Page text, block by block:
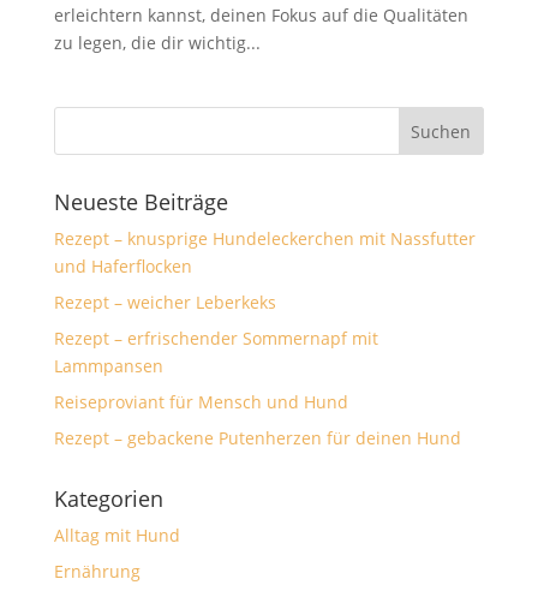
erleichtern kannst, deinen Fokus auf die Qualitäten
zu legen, die dir wichtig...
Neueste Beiträge
Rezept – knusprige Hundeleckerchen mit Nassfutter
und Haferflocken
Rezept – weicher Leberkeks
Rezept – erfrischender Sommernapf mit
Lammpansen
Reiseproviant für Mensch und Hund
Rezept – gebackene Putenherzen für deinen Hund
Kategorien
Alltag mit Hund
Ernährung